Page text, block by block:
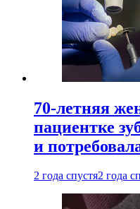
70-летняя
пациентке
и
2 года спустя2 года